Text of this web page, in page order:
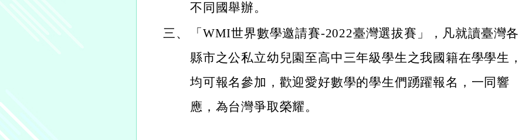
不同國舉辦。
三、
「WMI世界數學邀請賽-2022臺灣選拔賽」，凡就讀臺灣各
縣市之公私立幼兒園至高中三年級學生之我國籍在學學生，
均可報名參加，歡迎愛好數學的學生們踴躍報名，一同響
應，為台灣爭取榮耀。